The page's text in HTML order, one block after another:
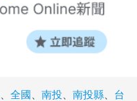
全國 南投 南投縣
台